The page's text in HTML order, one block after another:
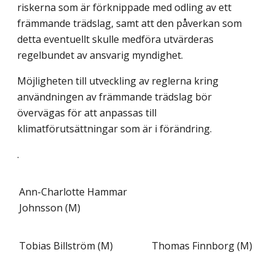
riskerna som är förknippade med odling av ett
främmande trädslag, samt att den påverkan som
detta eventuellt skulle medföra utvärderas
regelbundet av ansvarig myndighet.
Möjligheten till utveckling av reglerna kring
användningen av främmande trädslag bör
övervägas för att anpassas till
klimatförutsättningar som är i förändring.
.
Ann-Charlotte Hammar
Johnsson (M)
Tobias Billström (M) Thomas Finnborg (M)